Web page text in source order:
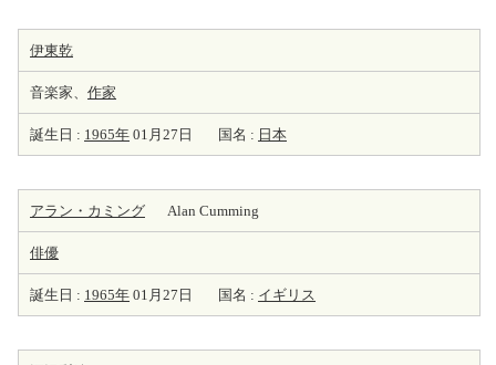
伊東乾
音楽家、 作家
誕生日 : 1965年 01月27日 国名 : 日本
アラン・カミング Alan Cumming
俳優
誕生日 : 1965年 01月27日 国名 : イギリス